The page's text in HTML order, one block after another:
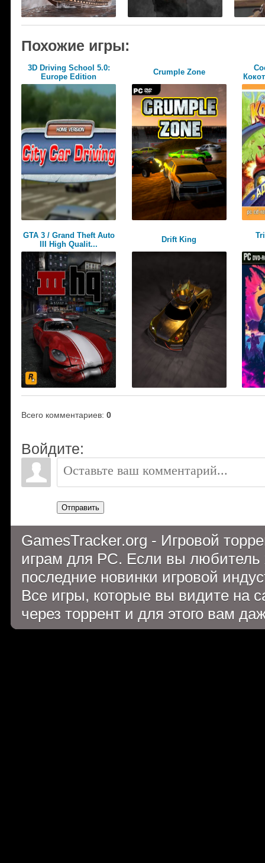
Похожие игры:
3D Driving School 5.0:
Europe Edition
Crumple Zone
GTA 3 / Grand Theft Auto
III High Qualit...
Drift King
Всего комментариев: 0
Войдите:
Отправить
GamesTracker.org - Игровой
играм для PC. Если вы
последние новинки игровой
Все игры, которые вы видите на
через торрент и для этого вам